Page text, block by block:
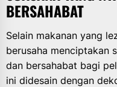
BERSAHABAT
Selain makanan yang
berusaha menciptakan
dan bersahabat bagi
ini didesain dengan